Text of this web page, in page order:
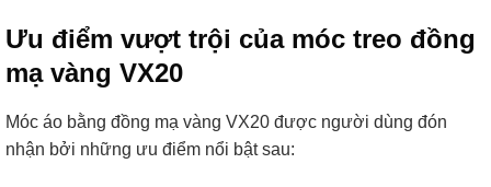
Ưu điểm vượt trội của móc treo đồng
mạ vàng VX20
Móc áo bằng đồng mạ vàng VX20 được người dùng đón
nhận bởi những ưu điểm nổi bật sau: